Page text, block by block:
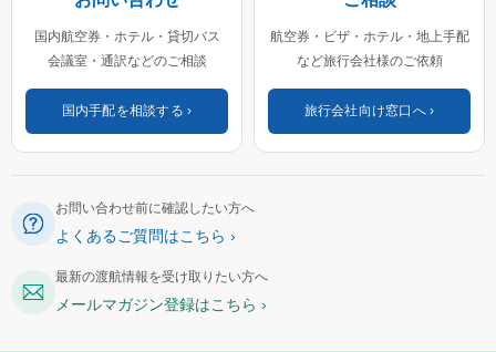
国内航空券・ホテル・貸切バス
会議室・通訳などのご相談
国内手配を相談する
航空券・ビザ・ホテル・地上手配
など旅行会社様のご依頼
旅行会社向け窓口へ
お問い合わせ前に確認したい方へ
よくあるご質問はこちら
最新の渡航情報を受け取りたい方へ
メールマガジン登録はこちら